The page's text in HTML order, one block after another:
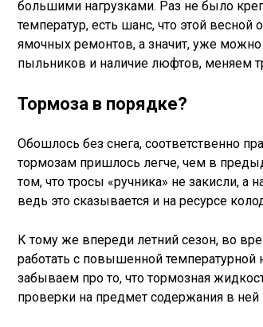
большими нагрузками. Раз не было
температур, есть шанс, что этой
ямочных ремонтов, а значит, уже
пыльников и наличие люфтов, меняем
Тормоза в порядке?
Обошлось без снега, соответственно
тормозам пришлось легче, чем в
том, что тросы «ручника» не закисли,
ведь это сказывается и на ресурсе
К тому же впереди летний сезон, во
работать с повышенной температурной
забываем про то, что тормозная
проверки на предмет содержания в